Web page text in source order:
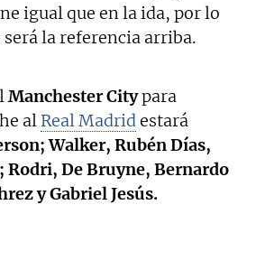
igual que en la ida, por lo
será la referencia arriba.
Manchester Citypara
al Real Madridestará
Walker, Rubén Días,
Rodri, De Bruyne, Bernardo
y Gabriel Jesús.